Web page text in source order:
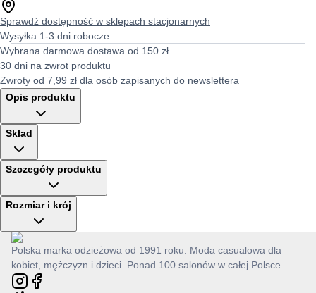
Sprawdź dostępność w sklepach stacjonarnych
Wysyłka 1-3 dni robocze
Wybrana darmowa dostawa od 150 zł
30 dni na zwrot produktu
Zwroty od 7,99 zł dla osób zapisanych do newslettera
Opis produktu
Skład
Szczegóły produktu
Rozmiar i krój
Polska marka odzieżowa od 1991 roku. Moda casualowa dla
kobiet, mężczyzn i dzieci. Ponad 100 salonów w całej Polsce.